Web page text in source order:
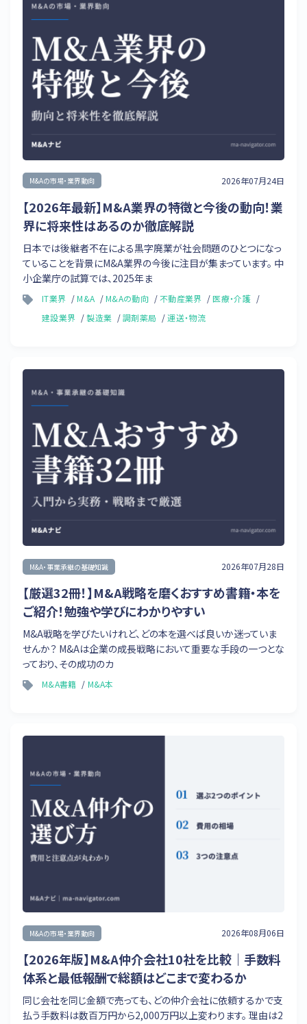
M&Aの市場・業界動向 2026年07月24日
【2026年最新】M&A業界の特徴と今後の動向！業
界に将来性はあるのか徹底解説
日本では後継者不在による黒字廃業が社会問題のひとつになっ
ていることを背景にM&A業界の今後に注目が集まっています。 中
小企業庁の試算では、2025年ま
IT業界 M&A M&Aの動向 不動産業界
医療・介護
建設業界
製造業 調剤薬局 運送・物流
M&A・事業承継の基礎知識 2026年07月28日
【厳選32冊！】M&A戦略を磨くおすすめ書籍・本を
ご紹介！勉強や学びにわかりやすい
M&A戦略を学びたいけれど、どの本を選べば良いか迷っていま
せんか？ M&Aは企業の成長戦略において重要な手段の一つとな
っており、その成功のカ
M&A書籍 M&A本
M&Aの市場・業界動向 2026年08月06日
【2026年版】M&A仲介会社10社を比較｜手数料
体系と最低報酬で総額はどこまで変わるか
同じ会社を同じ金額で売っても、どの仲介会社に依頼するかで支
払う手数料は数百万円から2,000万円以上変わります。 理由は2